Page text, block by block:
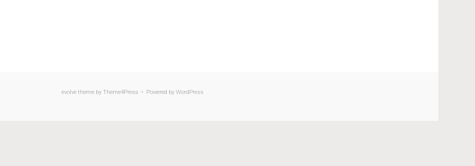
evolve theme by Theme4Press • Powered by WordPress